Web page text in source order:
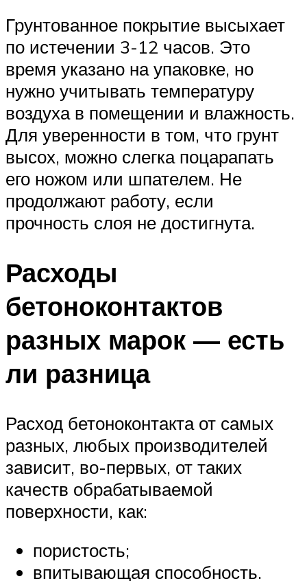
Грунтованное покрытие высыхает
по истечении 3-12 часов. Это
время указано на упаковке, но
нужно учитывать температуру
воздуха в помещении и влажность.
Для уверенности в том, что грунт
высох, можно слегка поцарапать
его ножом или шпателем. Не
продолжают работу, если
прочность слоя не достигнута.
Расходы
бетоноконтактов
разных марок — есть
ли разница
Расход бетоноконтакта от самых
разных, любых производителей
зависит, во-первых, от таких
качеств обрабатываемой
поверхности, как:
пористость;
впитывающая способность.